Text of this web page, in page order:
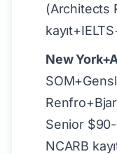
(Architects
New
Senior
NCARB